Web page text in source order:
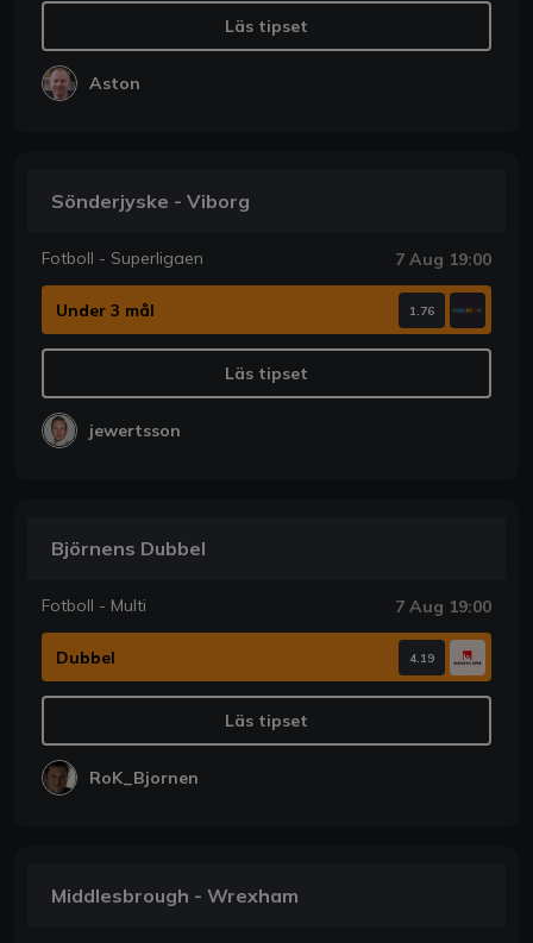
Läs tipset
Aston
Sönderjyske - Viborg
Fotboll - Superligaen 7 Aug 19:00
Under 3 mål 1.76
Läs tipset
jewertsson
Björnens Dubbel
Fotboll - Multi 7 Aug 19:00
Dubbel 4.19
Läs tipset
RoK_Bjornen
Middlesbrough - Wrexham